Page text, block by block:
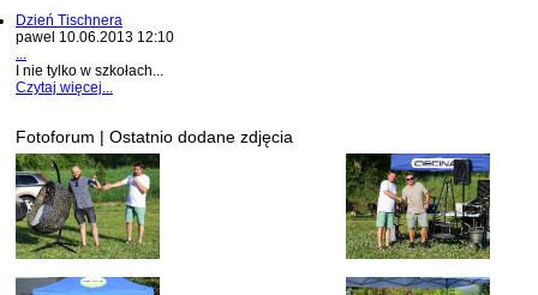
Dzień Tischnera
pawel 10.06.2013 12:10
...
I nie tylko w szkołach...
Czytaj więcej...
Fotoforum | Ostatnio dodane zdjęcia